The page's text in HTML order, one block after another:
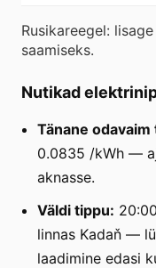
Rusikareegel:
saamiseks.
Nutikad
Tänane odavaim
0.0835 /kWh —
aknasse.
Väldi tippu:
linnas Kadaň —
laadimine edasi